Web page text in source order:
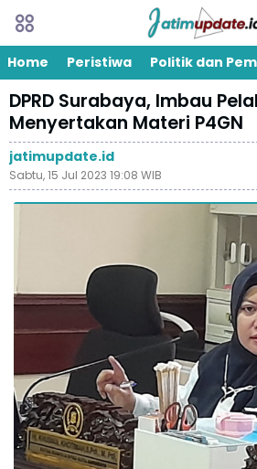
Home Peristiwa Politik dan
DPRD Surabaya, Imbau
Menyertakan Materi P4GN
jatimupdate.id
Sabtu, 15 Jul 2023 19:08 WIB